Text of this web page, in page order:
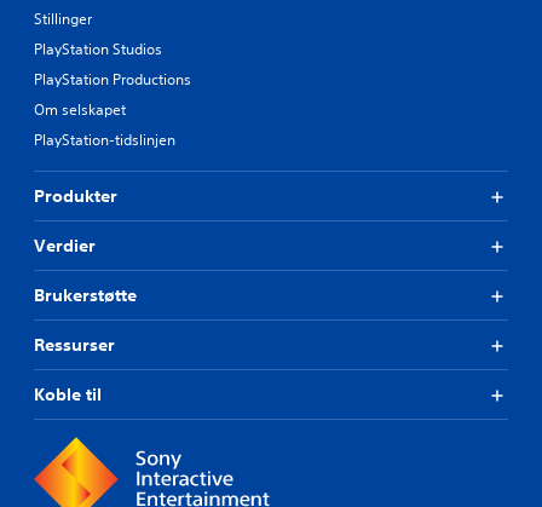
Stillinger
PlayStation Studios
PlayStation Productions
Om selskapet
PlayStation-tidslinjen
Produkter
Verdier
Brukerstøtte
Ressurser
Koble til